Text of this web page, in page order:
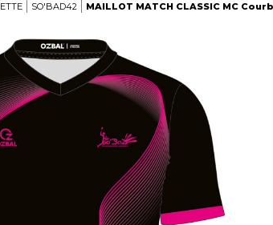
SO'BAD42 MAILLOT MATCH CLASSIC MC